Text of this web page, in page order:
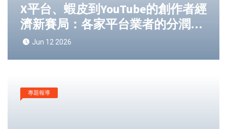
X平台、蝦皮到YouTube的創作者經
濟新賽局：各家平台業者的分潤機
制比一比完整拆解
Jun 12 2026
專題報導